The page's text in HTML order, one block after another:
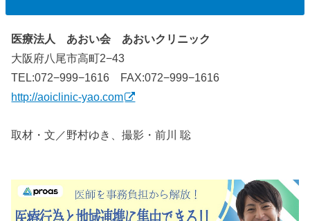
医療法人 あおい会 あおいクリニック
大阪府八尾市高町2−43
TEL:072−999−1616 FAX:072−999−1616
http://aoiclinic-yao.com
取材・文／野村ゆき、撮影・前川 聡